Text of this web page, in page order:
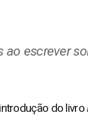
escrever
do livro